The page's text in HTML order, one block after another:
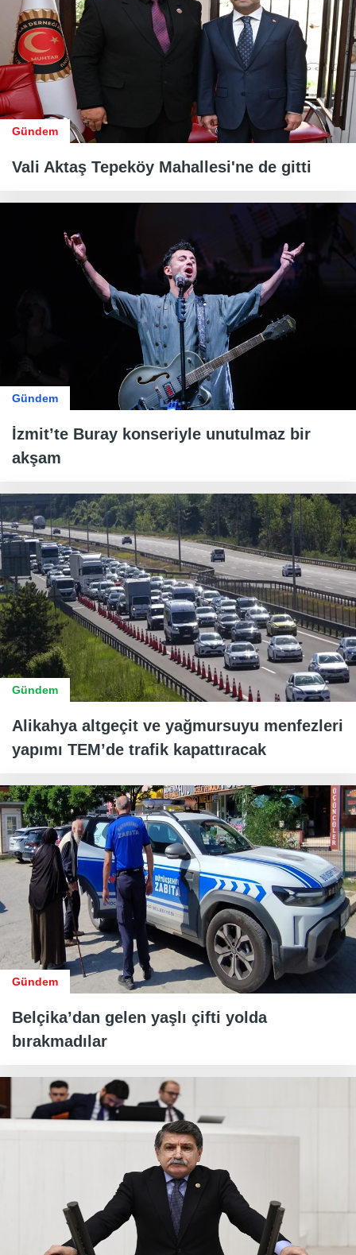
Gündem
Vali Aktaş Tepeköy Mahallesi'ne de gitti
Gündem
İzmit’te Buray konseriyle unutulmaz bir
akşam
Gündem
Alikahya altgeçit ve yağmursuyu menfezleri
yapımı TEM’de trafik kapattıracak
Gündem
Belçika’dan gelen yaşlı çifti yolda
bırakmadılar